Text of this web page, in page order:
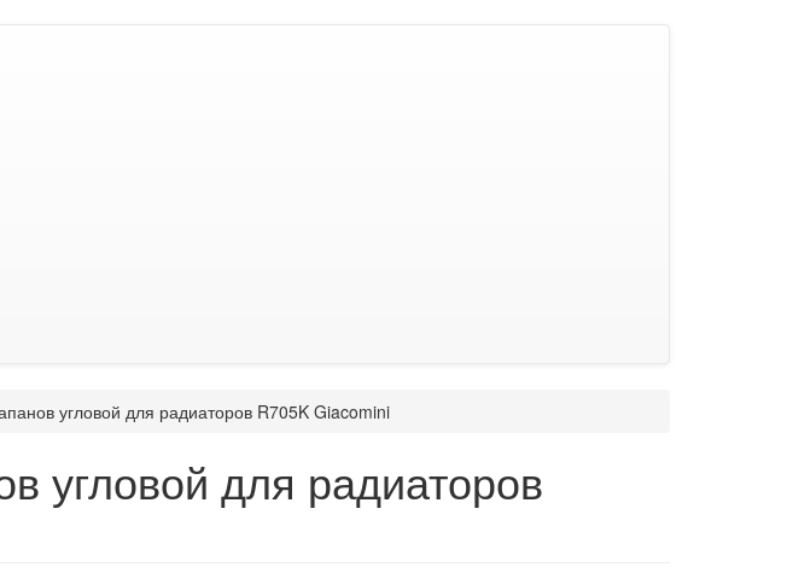
угловой для радиаторов R705K Giacomini
угловой для радиаторов